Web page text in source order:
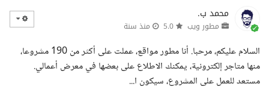
محمد ب.
مطور ويب منذ سنة
السلام عليكم، مرحبا. أنا مطور مواقع، عملت على أكثر من 190 مشروعا،
منها متاجر إلكترونية، يمكنك الاطلاع على بعضها في معرض أعمالي.
مستعد للعمل على المشروع، سيكون ا...